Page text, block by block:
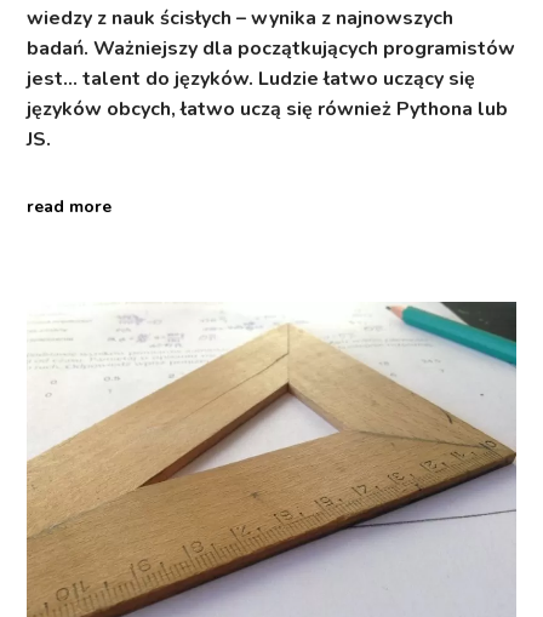
wiedzy z nauk ścisłych – wynika z najnowszych
badań. Ważniejszy dla początkujących programistów
jest… talent do języków. Ludzie łatwo uczący się
języków obcych, łatwo uczą się również Pythona lub
JS.
read more